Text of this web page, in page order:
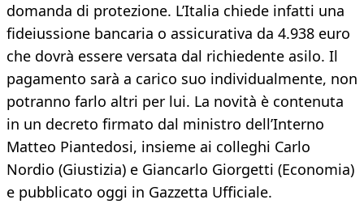
domanda di protezione. L’Italia chiede infatti una
fideiussione bancaria o assicurativa da 4.938 euro
che dovrà essere versata dal richiedente asilo. Il
pagamento sarà a carico suo individualmente, non
potranno farlo altri per lui. La novità è contenuta
in un decreto firmato dal ministro dell’Interno
Matteo Piantedosi, insieme ai colleghi Carlo
Nordio (Giustizia) e Giancarlo Giorgetti (Economia)
e pubblicato oggi in Gazzetta Ufficiale.